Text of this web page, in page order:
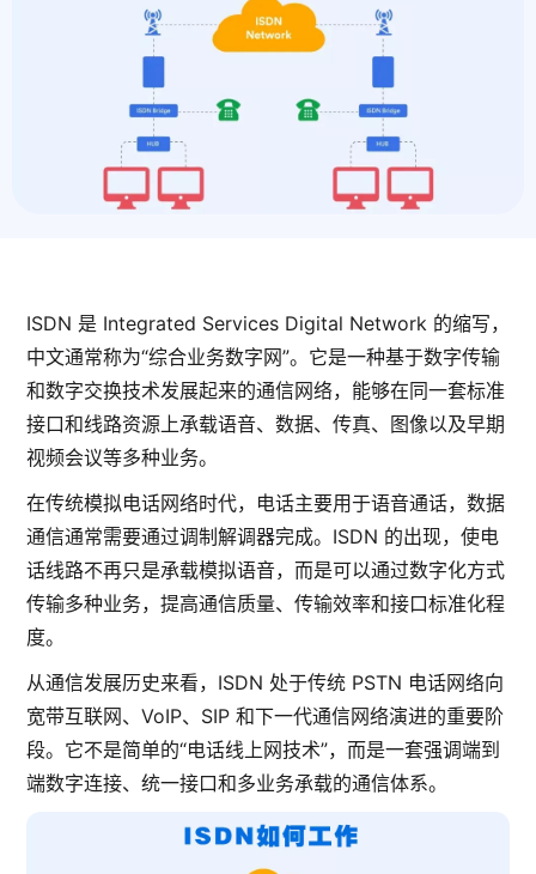
ISDN 是 Integrated Services Digital Network 的缩写，
中文通常称为“综合业务数字网”。它是一种基于数字传输
和数字交换技术发展起来的通信网络，能够在同一套标准
接口和线路资源上承载语音、数据、传真、图像以及早期
视频会议等多种业务。
在传统模拟电话网络时代，电话主要用于语音通话，数据
通信通常需要通过调制解调器完成。ISDN 的出现，使电
话线路不再只是承载模拟语音，而是可以通过数字化方式
传输多种业务，提高通信质量、传输效率和接口标准化程
度。
从通信发展历史来看，ISDN 处于传统 PSTN 电话网络向
宽带互联网、VoIP、SIP 和下一代通信网络演进的重要阶
段。它不是简单的“电话线上网技术”，而是一套强调端到
端数字连接、统一接口和多业务承载的通信体系。